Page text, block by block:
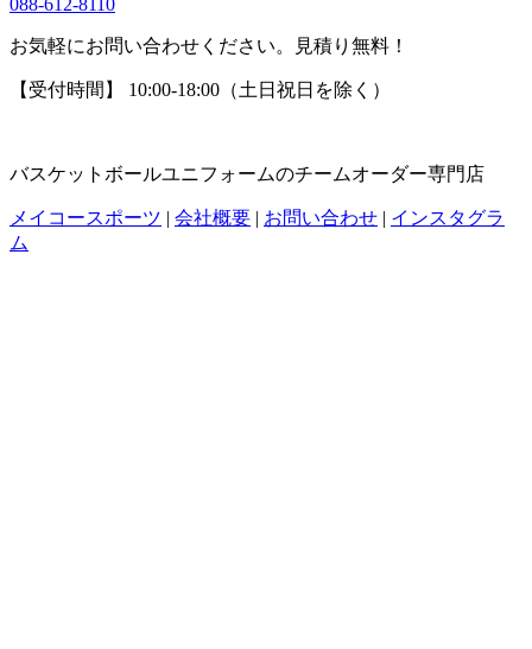
088-612-8110
お気軽にお問い合わせください。見積り無料！
【受付時間】 10:00-18:00（土日祝日を除く）
バスケットボールユニフォームのチームオーダー専門店
メイコースポーツ | 会社概要 | お問い合わせ | インスタグラ
ム